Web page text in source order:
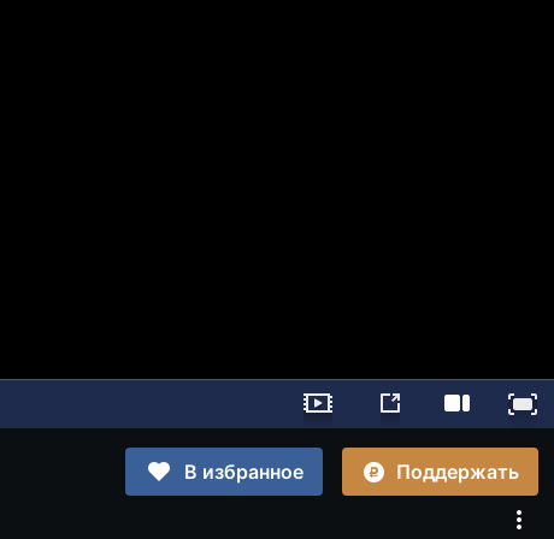
В избранное
Поддержать